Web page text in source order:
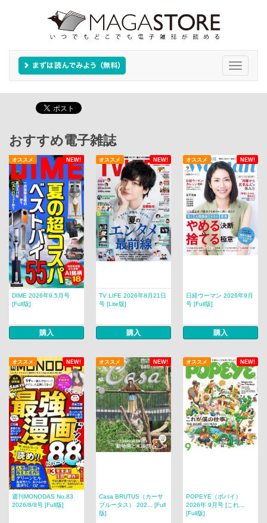
Toggle
おすすめ電子雑誌
NEW!
オススメ NEW!
オススメ NEW!
オススメ
DIME 2026年9.5月号
[Full版]
購入
TV LIFE 2026年8月21日
号 [Lite版]
購入
日経ウーマン 2026年9月
号 [Full版]
購入
NEW!
オススメ NEW!
オススメ NEW!
オススメ
週刊MONODAS No.83
2026/8/8号 [Full版]
Casa BRUTUS（カーサ
ブルータス） 202... [Full
版]
POPEYE（ポパイ）
2026年 9月号 [これ...
[Full版]